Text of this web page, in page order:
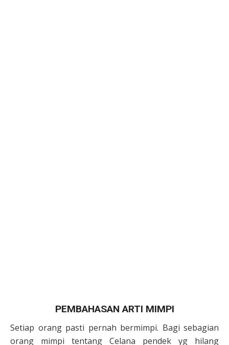
PEMBAHASAN ARTI MIMPI
Setiap orang pasti pernah bermimpi. Bagi sebagian
orang mimpi tentang Celana pendek yg hilang